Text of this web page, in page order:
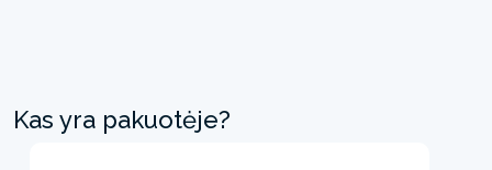
Kas yra pakuotėje?